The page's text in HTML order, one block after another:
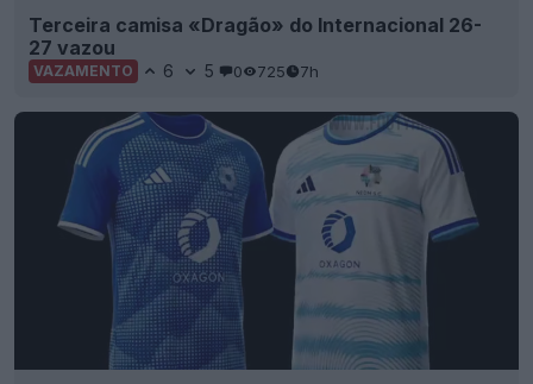
Terceira camisa «Dragão» do Internacional 26-
27 vazou
VAZAMENTO 6 5 0 725 7h